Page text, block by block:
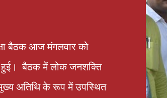
बैठक आज मंगलवार को
हुई। बैठक में लोक जनशक्ति
मुख्य अतिथि के रूप में उपस्थित